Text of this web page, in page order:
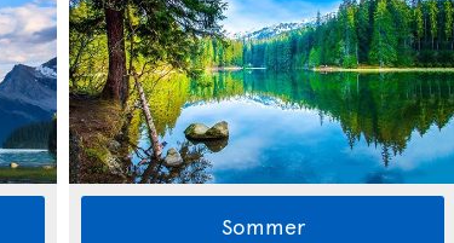
Sommer